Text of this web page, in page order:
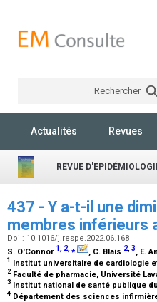
Rechercher
Actualités Revues
REVUE
437 - Y a-t-il une
membres inférieurs
Doi : 10.1016/j.respe.2022.06.168
S. O'Connor 1, 2,⁎ , C. Blais 2,3, E.
1 Institut universitaire de cardiologie
2 Faculté de pharmacie, Université
3 Institut national de santé publique
4 Département des sciences